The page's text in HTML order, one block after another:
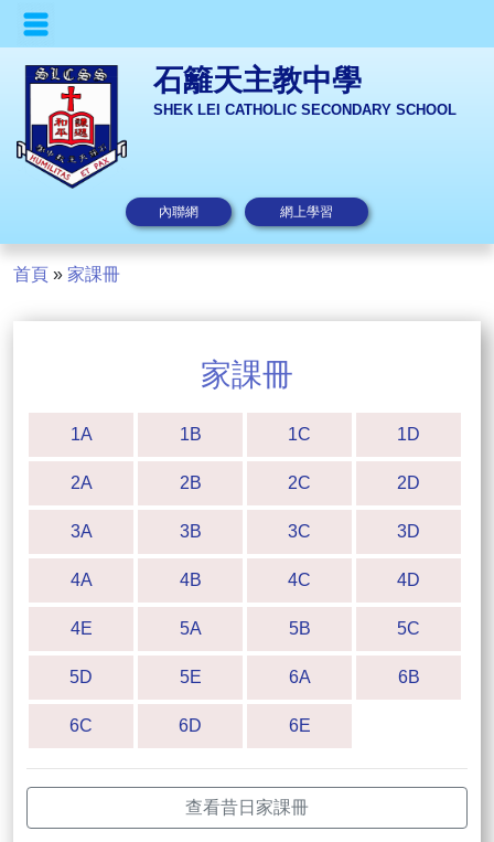
石籬天主教中學
SHEK LEI CATHOLIC SECONDARY SCHOOL
內聯網 網上學習
首頁 » 家課冊
家課冊
1A 1B 1C 1D
2A 2B 2C 2D
3A 3B 3C 3D
4A 4B 4C 4D
4E 5A 5B 5C
5D 5E 6A 6B
6C 6D 6E
查看昔日家課冊